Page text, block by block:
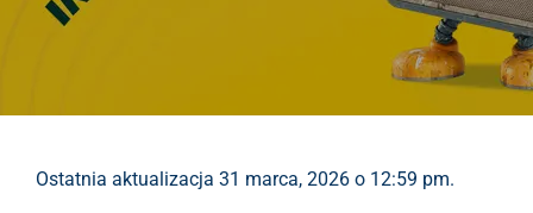
Ostatnia aktualizacja 31 marca, 2026 o 12:59 pm.